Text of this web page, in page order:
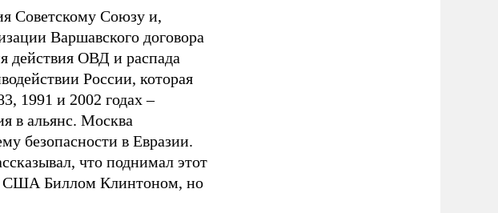
Советскому Союзу и,
Варшавского договора
действия ОВД и распада
России, которая
1991 и 2002 годах –
в альянс. Москва
безопасности в Евразии.
что поднимал этот
США Биллом Клинтоном, но